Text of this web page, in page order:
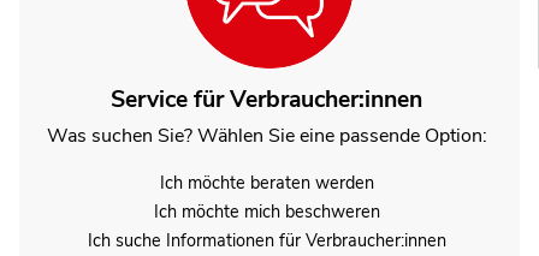
Service für Verbraucher:innen
Was suchen Sie? Wählen Sie eine passende Option:
Ich möchte beraten werden
Ich möchte mich beschweren
Ich suche Informationen für Verbraucher:innen